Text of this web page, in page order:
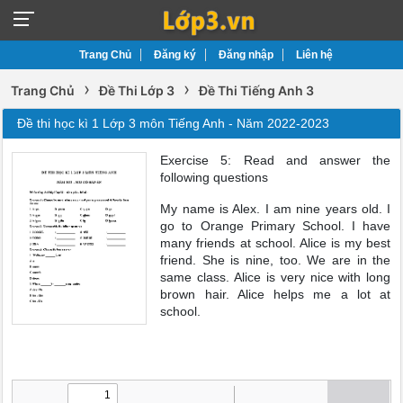
Trang Chủ Đăng ký Đăng nhập Liên hệ
Trang Chủ › Đề Thi Lớp 3 › Đề Thi Tiếng Anh 3
Đề thi học kì 1 Lớp 3 môn Tiếng Anh - Năm 2022-2023
Exercise 5: Read and answer the
following questions
My name is Alex. I am nine years old. I
go to Orange Primary School. I have
many friends at school. Alice is my best
friend. She is nine, too. We are in the
same class. Alice is very nice with long
brown hair. Alice helps me a lot at
school.